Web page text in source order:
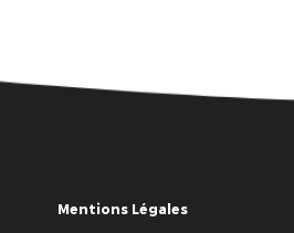
Mentions Légales